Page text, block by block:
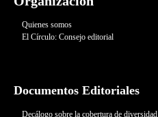
Quienes somos
El Círculo: Consejo editorial
Documentos Editoriales
Decálogo sobre la cobertura de diversidad